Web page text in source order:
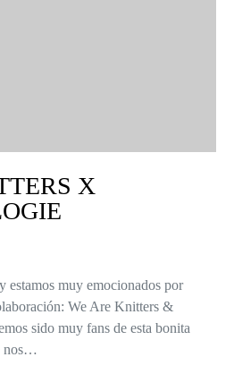
X
estamos muy emocionados por
We Are Knitters &
sido muy fans de esta bonita
nos…